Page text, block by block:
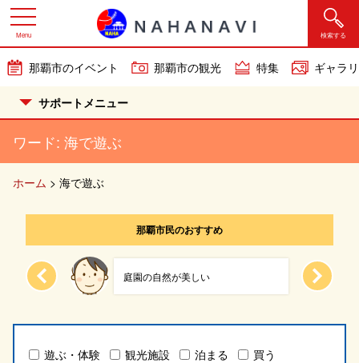
検索する
那覇市のイベント 那覇市の観光 特集 ギャラ
Menu
サポートメニュー
ワード: 海で遊ぶ
ホーム > 海で遊ぶ
那覇市民のおすすめ
県内唯... 庭園の自然が美しい
遊ぶ・体験 観光施設 泊まる
買う